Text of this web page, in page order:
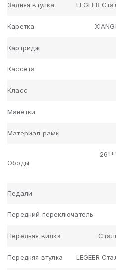
Задняя втулка LEGEER
Каретка
Картридж
Кассета
Класс
Манетки
Материал рамы
Ободы
Педали
Передний переключатель
Передняя вилка
Передняя втулка LEGEER